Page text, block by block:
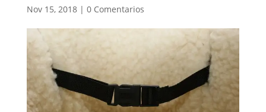
Nov 15, 2018| 0 Comentarios